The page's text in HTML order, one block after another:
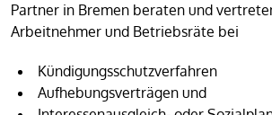
Partner in Bremen beraten und
Arbeitnehmer und Betriebsräte bei
Kündigungsschutzverfahren
Aufhebungsverträgen und